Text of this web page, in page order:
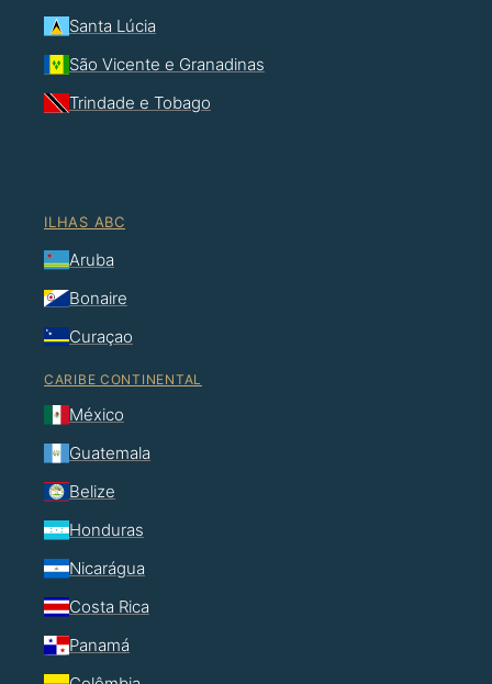
Santa Lúcia
São Vicente e Granadinas
Trindade e Tobago
ILHAS ABC
Aruba
Bonaire
Curaçao
CARIBE CONTINENTAL
México
Guatemala
Belize
Honduras
Nicarágua
Costa Rica
Panamá